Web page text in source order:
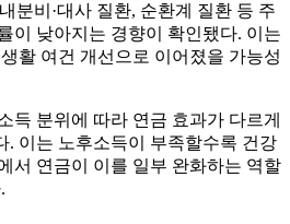
분비·대사 질환, 순환계 질환 등 주
이 낮아지는 경향이 확인됐다. 이는
활 여건 개선으로 이어졌을 가능성
득 분위에 따라 연금 효과가 다르게
. 이는 노후소득이 부족할수록 건강
서 연금이 이를 일부 완화하는 역할